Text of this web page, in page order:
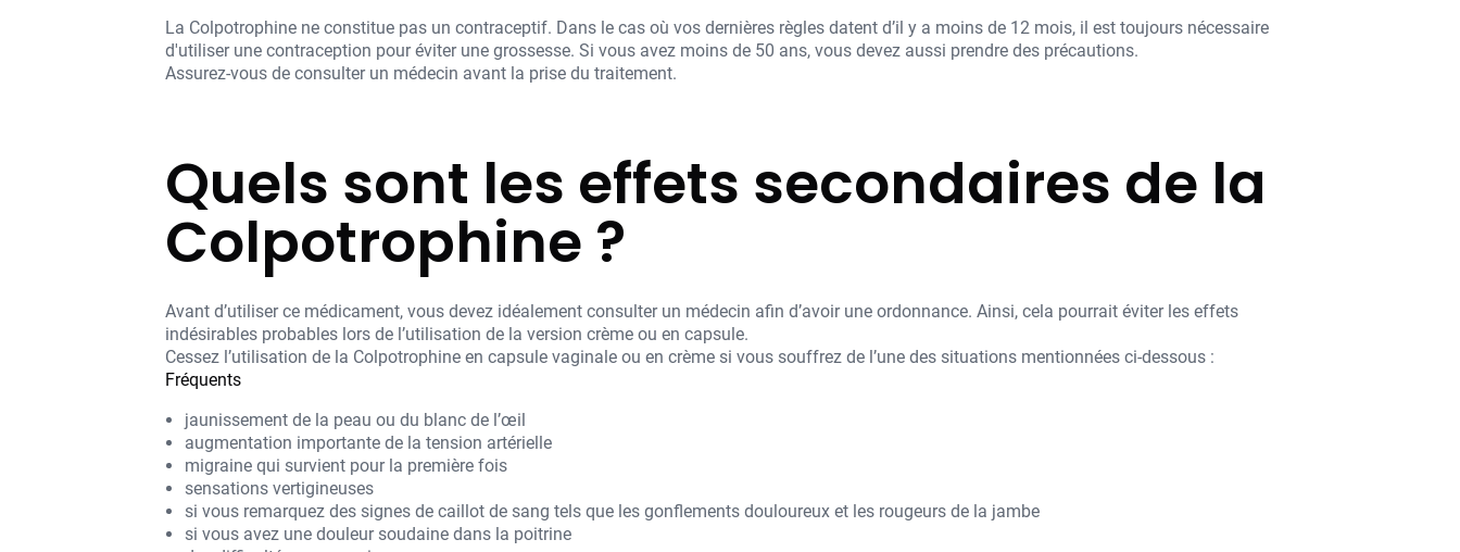
La Colpotrophine ne constitue pas un contraceptif. Dans le cas où vos dernières règles datent d’il y a moins de 12 mois, il est toujours nécessaire
d'utiliser une contraception pour éviter une grossesse. Si vous avez moins de 50 ans, vous devez aussi prendre des précautions.
Assurez-vous de consulter un médecin avant la prise du traitement.
Quels sont les effets secondaires de la
Colpotrophine ?
Avant d’utiliser ce médicament, vous devez idéalement consulter un médecin afin d’avoir une ordonnance. Ainsi, cela pourrait éviter les effets
indésirables probables lors de l’utilisation de la version crème ou en capsule.
Cessez l’utilisation de la Colpotrophine en capsule vaginale ou en crème si vous souffrez de l’une des situations mentionnées ci-dessous :
Fréquents
jaunissement de la peau ou du blanc de l’œil
augmentation importante de la tension artérielle
migraine qui survient pour la première fois
sensations vertigineuses
si vous remarquez des signes de caillot de sang tels que les gonflements douloureux et les rougeurs de la jambe
si vous avez une douleur soudaine dans la poitrine